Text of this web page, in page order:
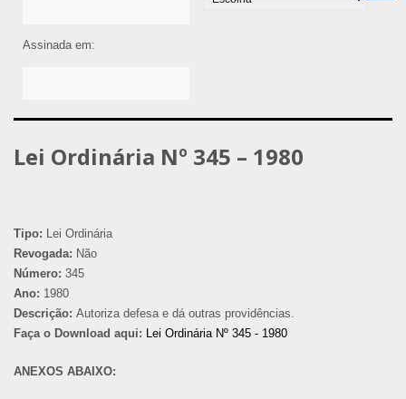
Assinada em:
Lei Ordinária Nº 345 – 1980
Tipo: Lei Ordinária
Revogada: Não
Número: 345
Ano: 1980
Descrição: Autoriza defesa e dá outras providências.
Faça o Download aqui: Lei Ordinária Nº 345 - 1980
ANEXOS ABAIXO: